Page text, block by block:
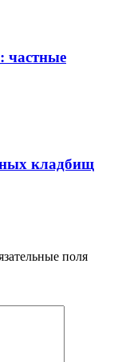
частные
кладбищ
поля